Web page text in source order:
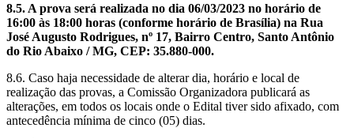
8.5. A prova será realizada no dia 06/03/2023 no horário de
16:00 às 18:00 horas (conforme horário de Brasília) na Rua
José Augusto Rodrigues, nº 17, Bairro Centro, Santo Antônio
do Rio Abaixo / MG, CEP: 35.880-000.
8.6. Caso haja necessidade de alterar dia, horário e local de
realização das provas, a Comissão Organizadora publicará as
alterações, em todos os locais onde o Edital tiver sido afixado, com
antecedência mínima de cinco (05) dias.